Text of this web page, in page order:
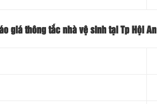
giá thông tắc nhà vệ sinh tại Tp Hội An